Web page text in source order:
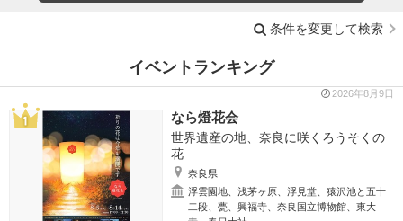
条件を変更して検索
イベントランキング
2026年8月9日
なら燈花会
世界遺産の地、奈良に咲くろうそくの
花
奈良県
浮雲園地、浅茅ヶ原、浮見堂、猿沢池と五十
二段、甍、興福寺、奈良国立博物館、東大